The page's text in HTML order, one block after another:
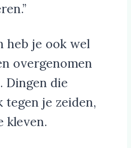
heb je ook wel
overgenomen
Dingen die
tegen je zeiden,
kleven.